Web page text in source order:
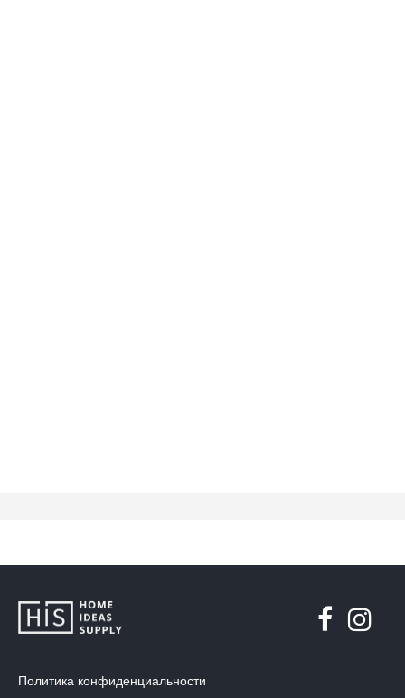
Политика конфиденциальности